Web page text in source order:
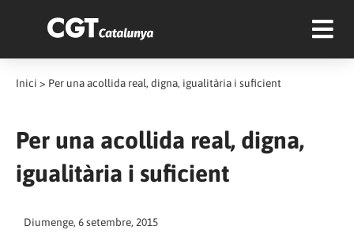
Inici > Per una acollida real, digna, igualitària i suficient
Per una acollida real, digna,
igualitària i suficient
Diumenge, 6 setembre, 2015